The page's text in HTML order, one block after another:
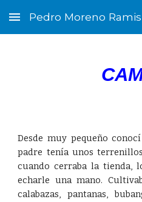
Skip to main content
Pedro Moreno Ramis
Desde muy pequeño
padre tenía unos
cuando cerraba la tienda,
echarle una mano.
calabazas, pantanas,